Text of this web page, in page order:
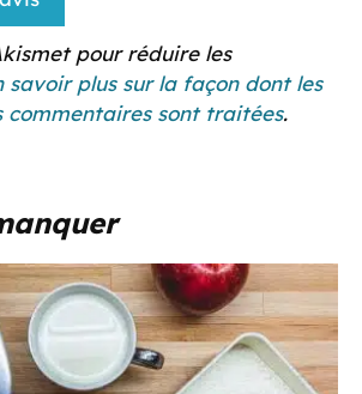
pour réduire les
savoir plus sur la façon dont les
commentaires sont traitées.